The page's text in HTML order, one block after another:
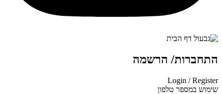
הרשמה
Login /
במספר טלפון